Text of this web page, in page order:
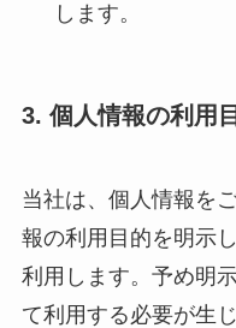
します。
3. 個人情報の利用
当社は、個人情報を
報の利用目的を明示
利用します。予め明
て利用する必要が生